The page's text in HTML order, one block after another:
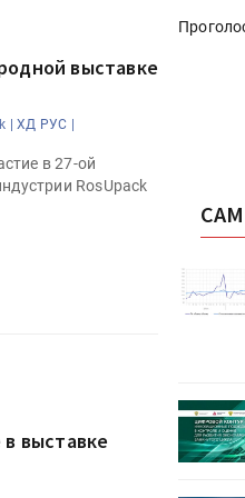
выставке
| ХД РУС |
в 27-ой
RosUpack
выставке
на тему РОП пройдет